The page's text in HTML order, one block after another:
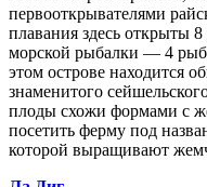
первооткрывателями
плавания здесь открыты
морской рыбалки — 4
этом острове находится
знаменитого
плоды схожи формами с
посетить ферму под
которой выращивают